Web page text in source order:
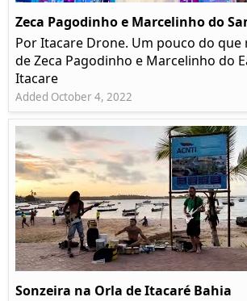
Zeca Pagodinho e Marcelinho do
Por Itacare Drone. Um pouco do
de Zeca Pagodinho e Marcelinho do
Itacare
Added October 4, 2022
Sonzeira na Orla de Itacaré Bahia